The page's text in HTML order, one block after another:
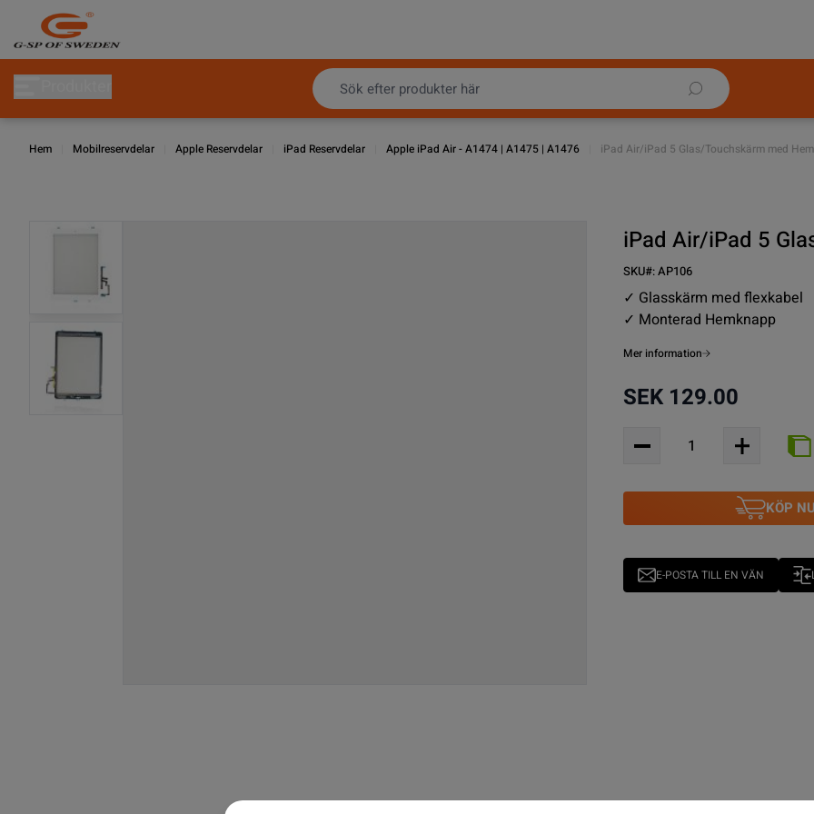
Hoppa till innehållet
Hem Mobilreservdelar Apple Reservdelar iPad Reservdelar Apple iPad Air - A1474 | A1475 | A1476 iPad Air/iPad 5 Glas/Touchskärm med
View larger image
View larger image
iPad Air/iPad 5
SKU#:AP106
✓ Glasskärm med flexkabel
✓ Monterad Hemknapp
Mer information
SEK 129.00
KÖP NU
E-POSTA TILL EN VÄN